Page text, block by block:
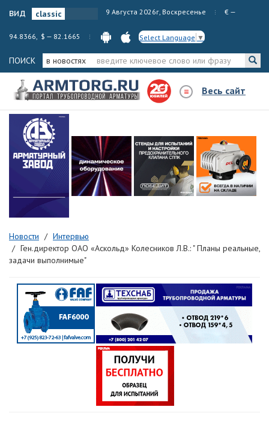
вид 9 Августа 2026г, Воскресенье € —
94.8366, $ — 82.1665 Select Language ▼
ПОИСК в новостях
Весь сайт
Новости
Интервью
Ген.директор ОАО «Аскольд» Колесников Л.В.: " Планы реальные,
задачи выполнимые"